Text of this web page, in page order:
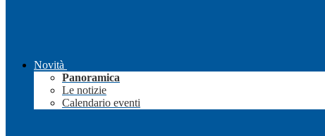
Novità
Panoramica
Le notizie
Calendario eventi